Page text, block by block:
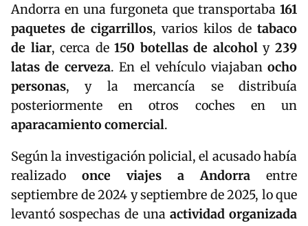
Andorra en una furgoneta que transportaba 161
paquetes de cigarrillos, varios kilos de tabaco
de liar, cerca de150 botellas de alcohol y239
latas de cerveza. En el vehículo viajabanocho
personas, y la mercancía se distribuía
posteriormente en otros coches en un
aparacamiento comercial.
Según la investigación policial, el acusado había
realizado once viajes a Andorra entre
septiembre de 2024 y septiembre de 2025, lo que
levantó sospechas de una actividad organizada